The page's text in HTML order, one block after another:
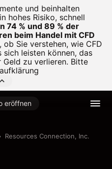
und beinhalten
hohes Risiko, schnell
74 % und 89 % der
beim Handel mit CFD
ob Sie verstehen, wie CFD
leisten können, das
Geld zu verlieren. Bitte
eröffnen
Resources Connection, Inc.